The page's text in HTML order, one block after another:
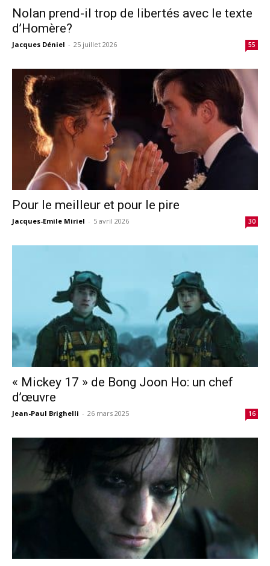
Nolan prend-il trop de libertés avec le texte
d’Homère?
Jacques Déniel - 25 juillet 2026 55
Pour le meilleur et pour le pire
Jacques-Emile Miriel - 5 avril 2026 30
« Mickey 17 » de Bong Joon Ho: un chef
d’œuvre
Jean-Paul Brighelli - 26 mars 2025 16